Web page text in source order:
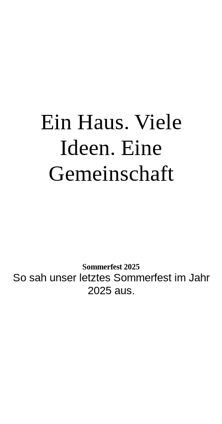
Ein Haus. Viele
Ideen. Eine
Gemeinschaft
Sommerfest 2025
So sah unser letztes Sommerfest im Jahr
2025 aus.